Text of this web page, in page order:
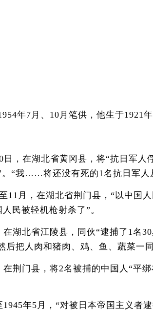
年7月、10月笔供，他生于1921年
在湖北省黄冈县，将“抗日军人
。“我……将还没有死的1名抗日军人
月，在湖北省荆门县，“以中国人
民被轻机枪射杀了”。
北省江陵县，同伙“逮捕了1名30
后把人肉和猪肉、鸡、鱼、蔬菜一
门县，将2名被捕的中国人“平绑
年5月，“对被日本帝国主义者逮